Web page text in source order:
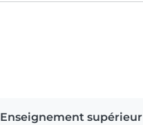
Enseignement supérieur